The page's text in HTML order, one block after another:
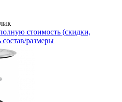
стоимость (скидки,
размеры